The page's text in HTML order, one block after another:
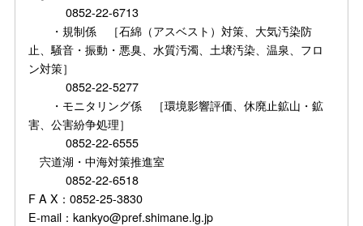
0852-22-6713
・規制係 ［石綿（アスベスト）対策、大気汚染防
止、騒音・振動・悪臭、水質汚濁、土壌汚染、温泉、フロ
ン対策］
0852-22-5277
・モニタリング係 ［環境影響評価、休廃止鉱山・鉱
害、公害紛争処理］
0852-22-6555
宍道湖・中海対策推進室
0852-22-6518
F A X：0852-25-3830
E-mail：kankyo@pref.shimane.lg.jp